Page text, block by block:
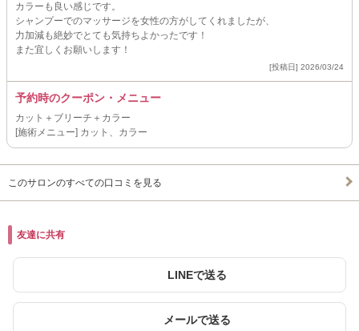
カラーも良い感じです。
シャンプーでのマッサージを女性の方がしてくれましたが、
力加減も絶妙でとても気持ちよかったです！
また宜しくお願いします！
[投稿日] 2026/03/24
予約時のクーポン・メニュー
カット＋ブリーチ＋カラー
[施術メニュー] カット、カラー
このサロンのすべての口コミを見る
友達に共有
LINEで送る
メールで送る